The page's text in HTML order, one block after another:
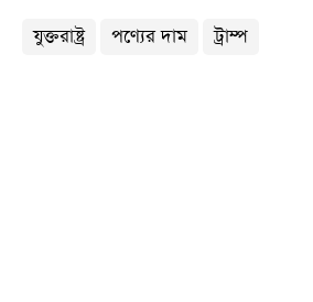
যুক্তরাষ্ট্র পণ্যের দাম ট্রাম্প